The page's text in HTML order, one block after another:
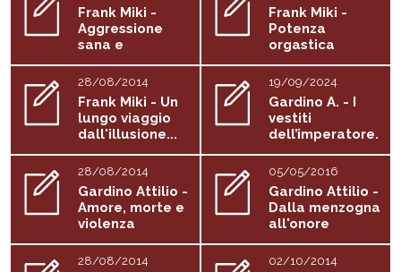
Frank Miki -
Aggressione
sana e
violenza...
Frank Miki -
Potenza
orgastica
sessualità
28/08/2014
Frank Miki - Un
lungo viaggio
dall'illusione...
19/09/2024
Gardino A. - I
vestiti
dell’imperatore.
..
28/08/2014
Gardino Attilio -
Amore, morte e
violenza
05/05/2016
Gardino Attilio -
Dalla menzogna
all'onore
28/08/2014 02/10/2014